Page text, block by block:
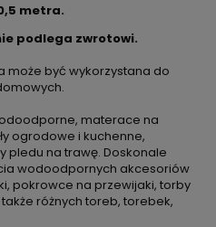
metra.
podlega zwrotowi.
może być wykorzystana do
materace na
ogrodowe i kuchenne,
pledu na trawę. Doskonale
wodoodpornych akcesoriów
pokrowce na przewijaki, torby
różnych toreb, torebek,